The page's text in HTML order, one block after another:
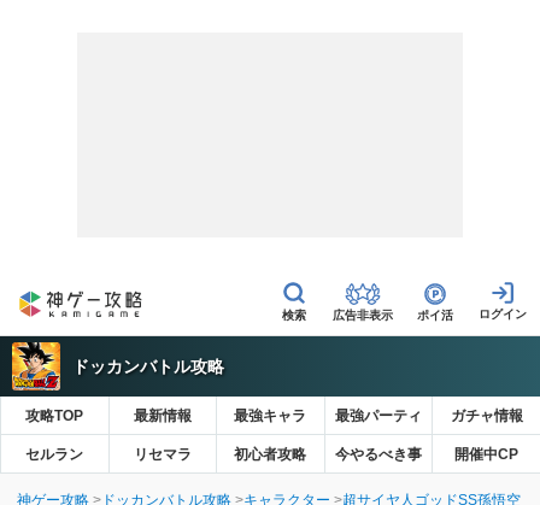
広告非表示 ポイ活
ドッカンバトル攻略
攻略TOP 最新情報 最強キャラ 最強パーティ ガチャ情報
セルラン リセマラ 初心者攻略 今やるべき事 開催中CP
神ゲー攻略 ドッカンバトル攻略 キャラクター 超サイヤ人ゴッドSS孫悟空